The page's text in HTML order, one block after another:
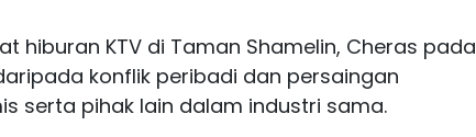
hiburan KTV di Taman Shamelin, Cheras pada
konflik peribadi dan persaingan
serta pihak lain dalam industri sama.